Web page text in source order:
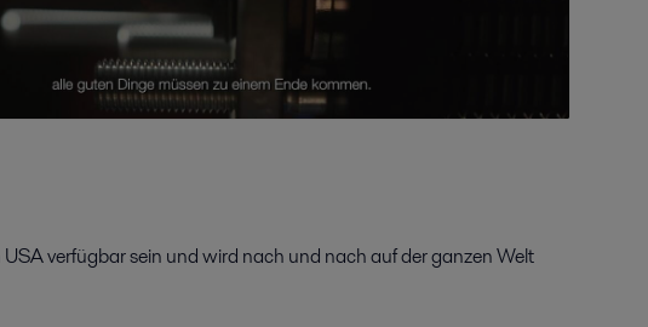
verfügbar sein und wird nach und nach auf der ganzen Welt